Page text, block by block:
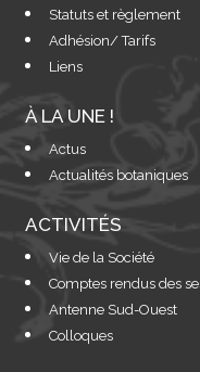
Statuts et règlement
Adhésion/ Tarifs
Liens
À LA UNE !
Actus
Actualités botaniques
ACTIVITÉS
Vie de la Société
Comptes rendus des
Antenne Sud-Ouest
Colloques